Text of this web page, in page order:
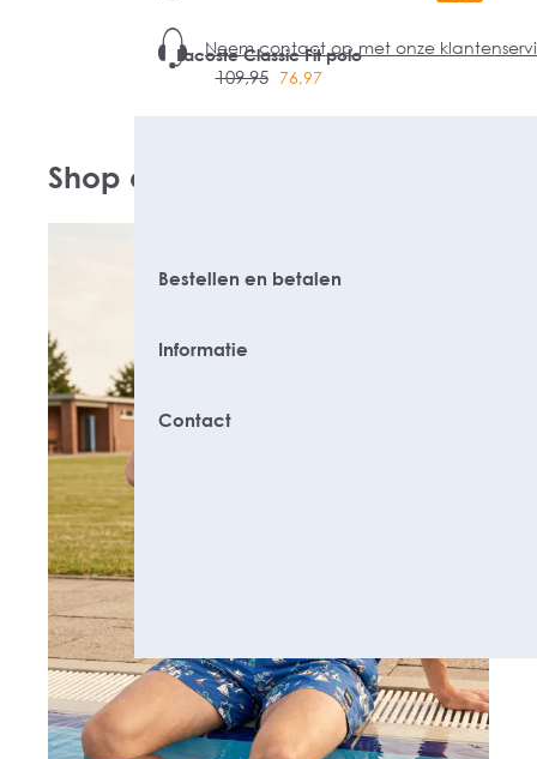
Neem contact op met onze
Bestellen en betalen
Informatie
Contact
Lacoste Classic Fit polo
109,95 76,97
Shop de look